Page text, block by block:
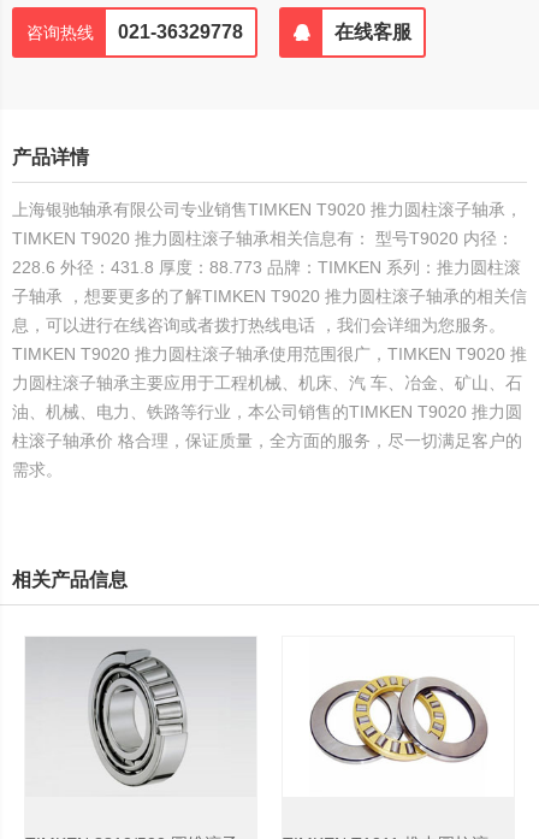
咨询热线 021-36329778 在线客服
产品详情
上海银驰轴承有限公司专业销售TIMKEN T9020 推力圆柱滚子轴承，
TIMKEN T9020 推力圆柱滚子轴承相关信息有： 型号T9020 内径：
228.6 外径：431.8 厚度：88.773 品牌：TIMKEN 系列：推力圆柱滚
子轴承 ，想要更多的了解TIMKEN T9020 推力圆柱滚子轴承的相关信
息，可以进行在线咨询或者拨打热线电话 ，我们会详细为您服务。
TIMKEN T9020 推力圆柱滚子轴承使用范围很广，TIMKEN T9020 推
力圆柱滚子轴承主要应用于工程机械、机床、汽 车、冶金、矿山、石
油、机械、电力、铁路等行业，本公司销售的TIMKEN T9020 推力圆
柱滚子轴承价 格合理，保证质量，全方面的服务，尽一切满足客户的
需求。
相关产品信息